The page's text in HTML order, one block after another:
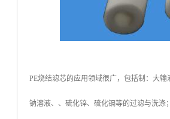
PE烧结滤芯的应用领域很广，包括制：大
钠溶液、、硫化锌、硫化镉等的过滤与洗